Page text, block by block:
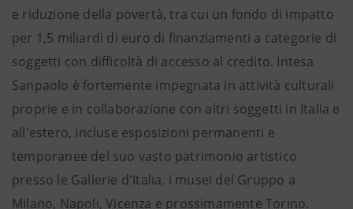
e riduzione della povertà, tra cui un fondo di impatto
per 1,5 miliardi di euro di finanziamenti a categorie di
soggetti con difficoltà di accesso al credito. Intesa
Sanpaolo è fortemente impegnata in attività culturali
proprie e in collaborazione con altri soggetti in Italia e
all'estero, incluse esposizioni permanenti e
temporanee del suo vasto patrimonio artistico
presso le Gallerie d'Italia, i musei del Gruppo a
Milano, Napoli, Vicenza e prossimamente Torino.